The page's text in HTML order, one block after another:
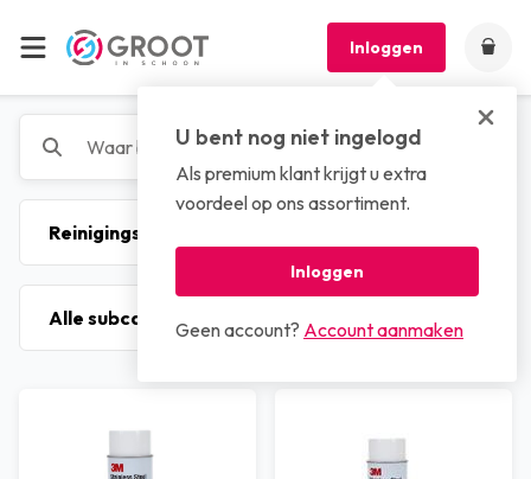
Inloggen
U bent nog niet ingelogd
Als premium klant krijgt u extra
voordeel op ons assortiment.
Inloggen
Geen account? Account aanmaken